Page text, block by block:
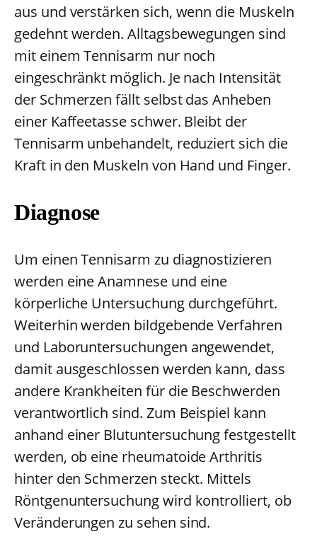
aus und verstärken sich, wenn die Muskeln
gedehnt werden. Alltagsbewegungen sind
mit einem Tennisarm nur noch
eingeschränkt möglich. Je nach Intensität
der Schmerzen fällt selbst das Anheben
einer Kaffeetasse schwer. Bleibt der
Tennisarm unbehandelt, reduziert sich die
Kraft in den Muskeln von Hand und Finger.
Diagnose
Um einen Tennisarm zu diagnostizieren
werden eine Anamnese und eine
körperliche Untersuchung durchgeführt.
Weiterhin werden bildgebende Verfahren
und Laboruntersuchungen angewendet,
damit ausgeschlossen werden kann, dass
andere Krankheiten für die Beschwerden
verantwortlich sind. Zum Beispiel kann
anhand einer Blutuntersuchung festgestellt
werden, ob eine rheumatoide Arthritis
hinter den Schmerzen steckt. Mittels
Röntgenuntersuchung wird kontrolliert, ob
Veränderungen zu sehen sind.